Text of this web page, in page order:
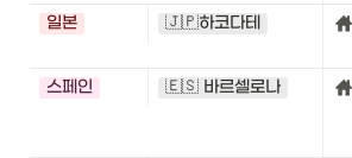
일본 🇯🇵하코다테
스페인 🇪🇸 바르셀로나